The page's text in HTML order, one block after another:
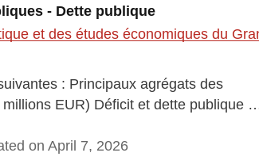
- Dette publique
et des études économiques du
: Principaux agrégats des
EUR) Déficit et dette publique
on April 7, 2026